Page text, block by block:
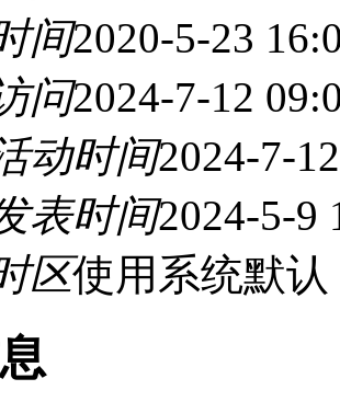
间2020-5-23
问2024-7-12
动时间2024-7-
表时间2024-5-9
区使用系统默认